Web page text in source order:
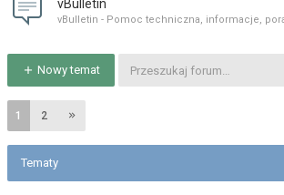
vBulletin
vBulletin - Pomoc techniczna, informacje,
Nowy temat
1 2
Tematy